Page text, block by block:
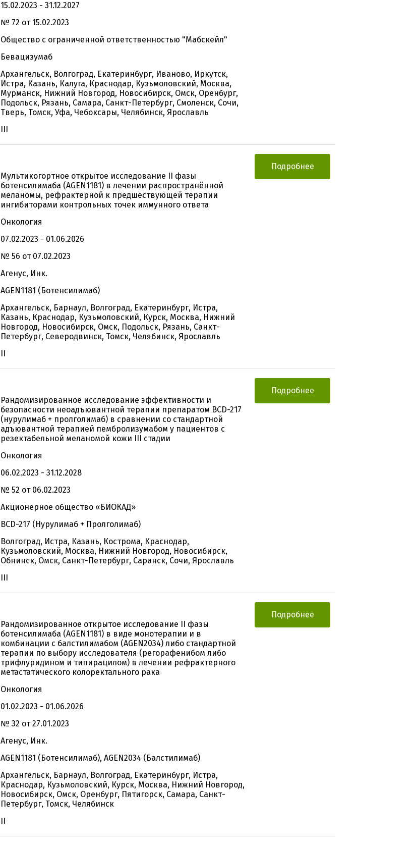
15.02.2023 - 31.12.2027
№ 72 от 15.02.2023
Общество с ограниченной ответственностью "Мабскейл"
Бевацизумаб
Архангельск, Волгоград, Екатеринбург, Иваново, Иркутск,
Истра, Казань, Калуга, Краснодар, Кузьмоловский, Москва,
Мурманск, Нижний Новгород, Новосибирск, Омск, Оренбург,
Подольск, Рязань, Самара, Санкт-Петербург, Смоленск, Сочи,
Тверь, Томск, Уфа, Чебоксары, Челябинск, Ярославль
III
Мультикогортное открытое исследование II фазы
ботенсилимаба (AGEN1181) в лечении распространённой
меланомы, рефрактерной к предшествующей терапии
ингибиторами контрольных точек иммунного ответа
Онкология
07.02.2023 - 01.06.2026
№ 56 от 07.02.2023
Агенус, Инк.
AGEN1181 (Ботенсилимаб)
Архангельск, Барнаул, Волгоград, Екатеринбург, Истра,
Казань, Краснодар, Кузьмоловский, Курск, Москва, Нижний
Новгород, Новосибирск, Омск, Подольск, Рязань, Санкт-
Петербург, Северодвинск, Томск, Челябинск, Ярославль
II
Подробнее
Рандомизированное исследование эффективности и
безопасности неоадъювантной терапии препаратом BCD-217
(нурулимаб + пролголимаб) в сравнении со стандартной
адъювантной терапией пембролизумабом у пациентов с
резектабельной меланомой кожи III стадии
Онкология
06.02.2023 - 31.12.2028
№ 52 от 06.02.2023
Акционерное общество «БИОКАД»
BCD-217 (Нурулимаб + Пролголимаб)
Волгоград, Истра, Казань, Кострома, Краснодар,
Кузьмоловский, Москва, Нижний Новгород, Новосибирск,
Обнинск, Омск, Санкт-Петербург, Саранск, Сочи, Ярославль
III
Подробнее
Рандомизированное открытое исследование II фазы
ботенсилимаба (AGEN1181) в виде монотерапии и в
комбинации с балстилимабом (AGEN2034) либо стандартной
терапии по выбору исследователя (регорафенибом либо
трифлуридином и типирацилом) в лечении рефрактерного
метастатического колоректального рака
Онкология
01.02.2023 - 01.06.2026
№ 32 от 27.01.2023
Агенус, Инк.
AGEN1181 (Ботенсилимаб), AGEN2034 (Балстилимаб)
Архангельск, Барнаул, Волгоград, Екатеринбург, Истра,
Краснодар, Кузьмоловский, Курск, Москва, Нижний Новгород,
Новосибирск, Омск, Оренбург, Пятигорск, Самара, Санкт-
Петербург, Томск, Челябинск
II
Подробнее